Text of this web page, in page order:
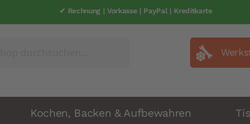
✔ Rechnung | Vorkasse | PayPal | Kreditkarte
Kochen, Backen & Aufbewahren